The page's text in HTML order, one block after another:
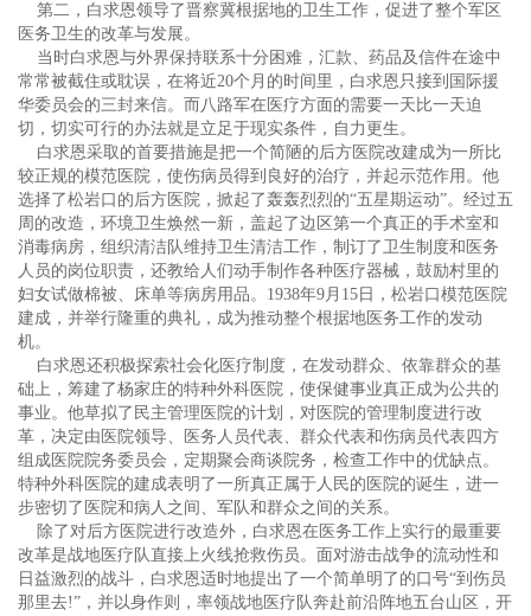
第二，白求恩领导了晋察冀根据地的卫生工作，促进了整个军区
医务卫生的改革与发展。
当时白求恩与外界保持联系十分困难，汇款、药品及信件在途中
常常被截住或耽误，在将近20个月的时间里，白求恩只接到国际援
华委员会的三封来信。而八路军在医疗方面的需要一天比一天迫
切，切实可行的办法就是立足于现实条件，自力更生。
白求恩采取的首要措施是把一个简陋的后方医院改建成为一所比
较正规的模范医院，使伤病员得到良好的治疗，并起示范作用。他
选择了松岩口的后方医院，掀起了轰轰烈烈的“五星期运动”。经过五
周的改造，环境卫生焕然一新，盖起了边区第一个真正的手术室和
消毒病房，组织清洁队维持卫生清洁工作，制订了卫生制度和医务
人员的岗位职责，还教给人们动手制作各种医疗器械，鼓励村里的
妇女试做棉被、床单等病房用品。1938年9月15日，松岩口模范医院
建成，并举行隆重的典礼，成为推动整个根据地医务工作的发动
机。
白求恩还积极探索社会化医疗制度，在发动群众、依靠群众的基
础上，筹建了杨家庄的特种外科医院，使保健事业真正成为公共的
事业。他草拟了民主管理医院的计划，对医院的管理制度进行改
革，决定由医院领导、医务人员代表、群众代表和伤病员代表四方
组成医院院务委员会，定期聚会商谈院务，检查工作中的优缺点。
特种外科医院的建成表明了一所真正属于人民的医院的诞生，进一
步密切了医院和病人之间、军队和群众之间的关系。
除了对后方医院进行改造外，白求恩在医务工作上实行的最重要
改革是战地医疗队直接上火线抢救伤员。面对游击战争的流动性和
日益激烈的战斗，白求恩适时地提出了一个简单明了的口号“到伤员
那里去!”，并以身作则，率领战地医疗队奔赴前沿阵地五台山区，开